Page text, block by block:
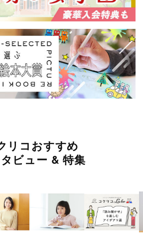
リコおすすめ
ビュー & 特集